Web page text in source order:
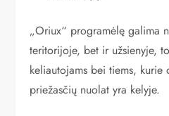
„Oriux“ programėlę galima
teritorijoje, bet ir užsienyje,
keliautojams bei tiems,
priežasčių nuolat yra kelyje.